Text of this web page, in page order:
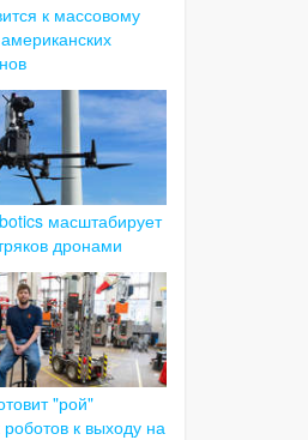
к массовому
масштабирует
дронами
"рой"
к выходу на